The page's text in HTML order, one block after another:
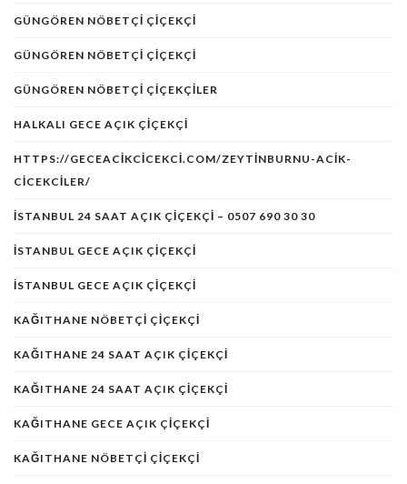
GÜNGÖREN NÖBETÇI ÇIÇEKÇI
GÜNGÖREN NÖBETÇİ ÇİÇEKÇİ
GÜNGÖREN NÖBETÇI ÇIÇEKÇILER
HALKALI GECE AÇIK ÇIÇEKÇI
HTTPS://GECEACIKCICEKCI.COM/ZEYTINBURNU-ACIK-
CICEKCILER/
ISTANBUL 24 SAAT AÇIK ÇIÇEKÇI – 0507 690 30 30
ISTANBUL GECE AÇIK ÇIÇEKÇI
ISTANBUL GECE AÇIK ÇIÇEKÇI
KAĞITHANE NÖBETÇİ ÇİÇEKÇİ
KAĞITHANE 24 SAAT AÇIK ÇIÇEKÇI
KAĞITHANE 24 SAAT AÇIK ÇIÇEKÇI
KAĞITHANE GECE AÇIK ÇIÇEKÇI
KAĞITHANE NÖBETÇI ÇIÇEKÇI